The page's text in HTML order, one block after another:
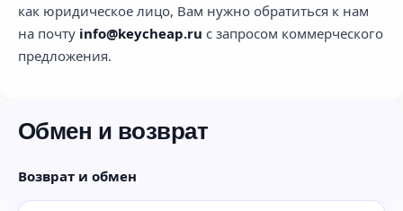
как юридическое лицо, Вам нужно обратиться к нам
на почту info@keycheap.ru с запросом коммерческого
предложения.
Обмен и возврат
Возврат и обмен